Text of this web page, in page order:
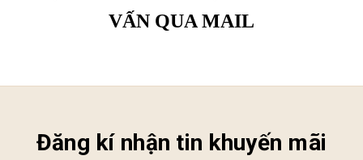
VẤN QUA MAIL
Đăng kí nhận tin khuyến mãi